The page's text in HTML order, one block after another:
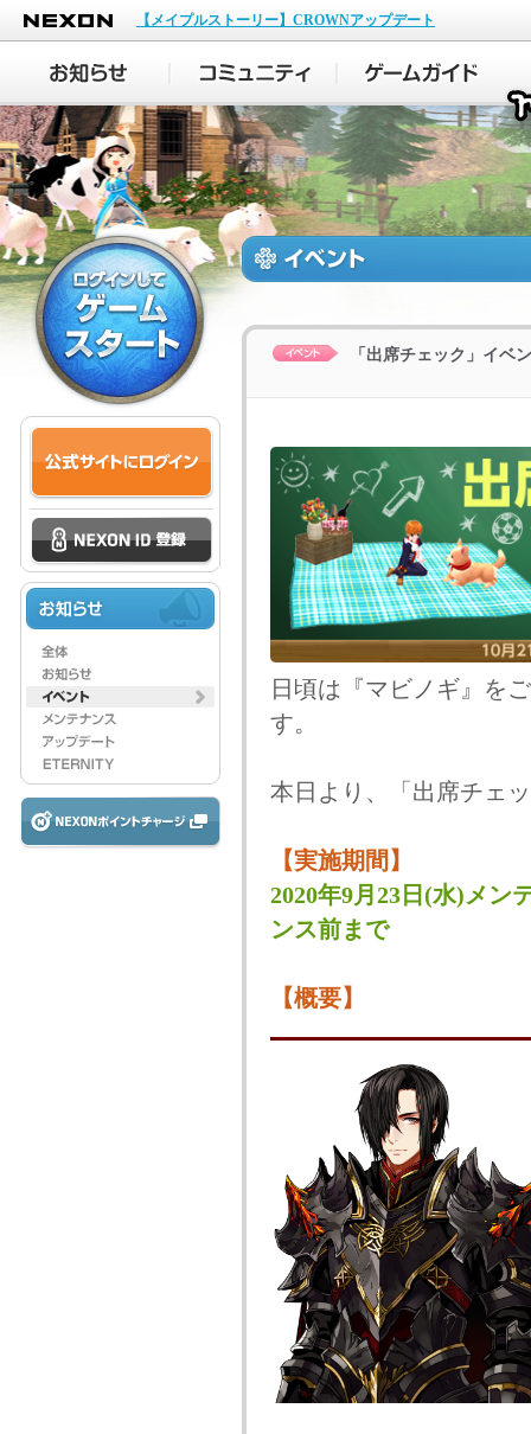
NEXON
【メイプルストーリー】CROWNアップデート
「出席チェック」イベ
日頃は『マビノギ』を
す。
本日より、「出席チェ
【実施期間】
2020年9月23日(水)メン
ンス前まで
【概要】